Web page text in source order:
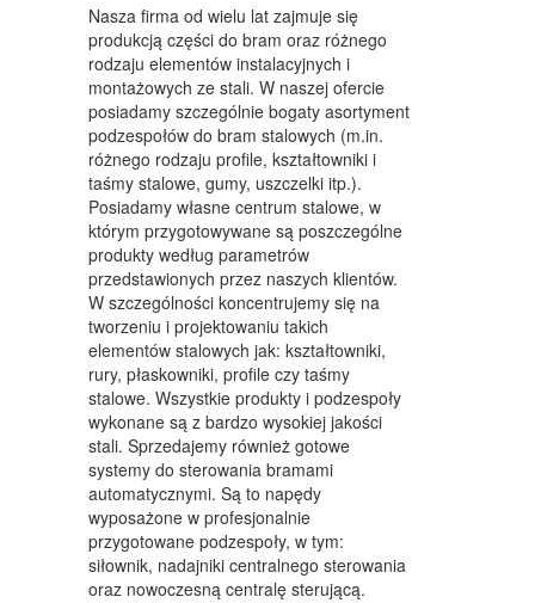
BIŻUTERIA
DLA DZIECI
MEBLE
WYPOSAŻENIE WNĘTRZ
WYPOSAŻENIE ŁAZIENKI
ODZIEŻ
SPORT
ELEKTRONIKA, RTV, AGD
ART. DLA ZWIERZĄT
OGRÓD, ROŚLINY
CHEMIA
ART. SPOŻYWCZE
MATERIAŁY EKSPLOATACYJNE
Nasza firma od wielu lat zajmuje się
produkcją części do bram oraz różnego
rodzaju elementów instalacyjnych i
montażowych ze stali. W naszej ofercie
posiadamy szczególnie bogaty asortyment
podzespołów do bram stalowych (m.in.
różnego rodzaju profile, kształtowniki i
taśmy stalowe, gumy, uszczelki itp.).
Posiadamy własne centrum stalowe, w
którym przygotowywane są poszczególne
produkty według parametrów
przedstawionych przez naszych klientów.
W szczególności koncentrujemy się na
tworzeniu i projektowaniu takich
elementów stalowych jak: kształtowniki,
rury, płaskowniki, profile czy taśmy
stalowe. Wszystkie produkty i podzespoły
wykonane są z bardzo wysokiej jakości
stali. Sprzedajemy również gotowe
systemy do sterowania bramami
automatycznymi. Są to napędy
wyposażone w profesjonalnie
przygotowane podzespoły, w tym:
siłownik, nadajniki centralnego sterowania
oraz nowoczesną centralę sterującą.